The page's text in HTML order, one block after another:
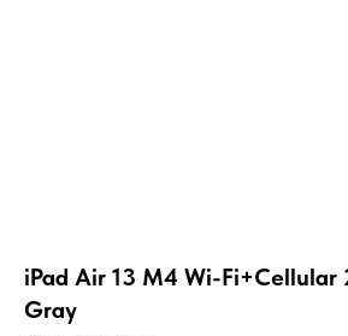
iPad Air 13 M4 Wi-Fi+Cellular
Gray